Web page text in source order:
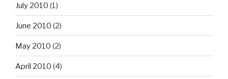
July 2010 (1)
June 2010 (2)
May 2010 (2)
April 2010 (4)